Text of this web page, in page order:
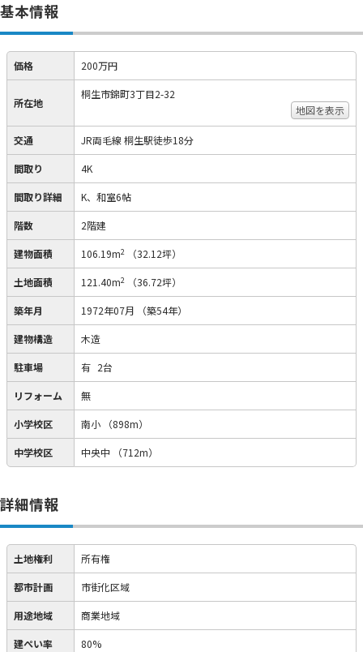
基本情報
価格 200万円
所在地
桐生市錦町3丁目2-32
地図を表示
交通 JR両毛線 桐生駅徒歩18分
間取り 4K
間取り詳細 K、和室6帖
階数 2階建
建物面積 106.19m2 （32.12坪）
土地面積 121.40m2 （36.72坪）
築年月 1972年07月 （築54年）
建物構造 木造
駐車場 有 2台
リフォーム 無
小学校区 南小 （898m）
中学校区 中央中 （712m）
詳細情報
土地権利 所有権
都市計画 市街化区域
用途地域 商業地域
建ぺい率 80%